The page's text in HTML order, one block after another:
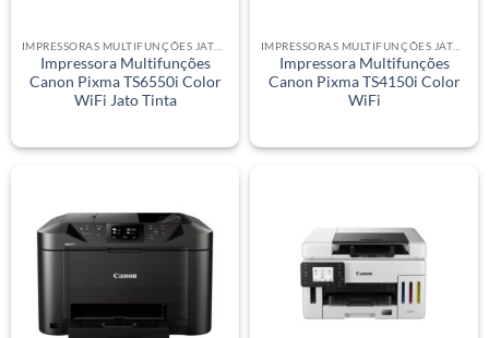
Impressora Multifunções
Canon Pixma TS6550i Color
WiFi Jato Tinta
Impressora Multifunções
Canon Pixma TS4150i Color
WiFi